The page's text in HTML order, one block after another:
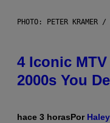
PHOTO: PETER KRAMER /
4 Iconic
2000s You
hace 3 horasPor